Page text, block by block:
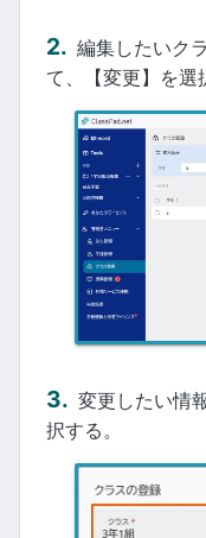
編集したいク
て、【変更】を選
変更したい情
択する。